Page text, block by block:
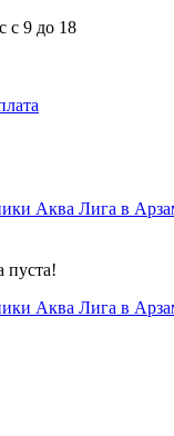
с 9 до 18
пуста!